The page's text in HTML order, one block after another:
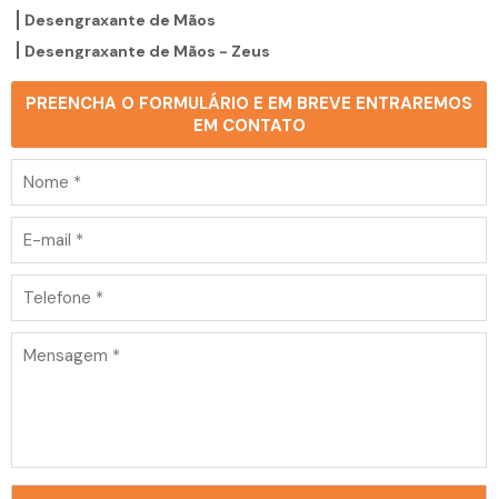
Desengraxante de Mãos
Desengraxante de Mãos - Zeus
Detergente Biodegradável
Detergente levemente Alcalino
Floculante Green F01
Green Tracta Grax
Solvente Ecológico Dielétrico - ECO 75
PREENCHA O FORMULÁRIO E EM BREVE ENTRAREMOS
EM CONTATO